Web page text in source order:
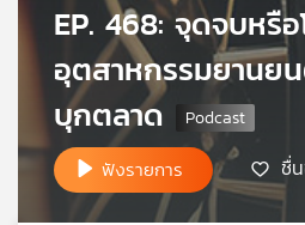
แผนที่
EP. 468: จุดจบหรือ
อุตสาหกรรมยานย
บุกตลาด
ฟังรายการ ชื่